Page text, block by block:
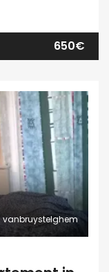
650€
vanbruystelghem